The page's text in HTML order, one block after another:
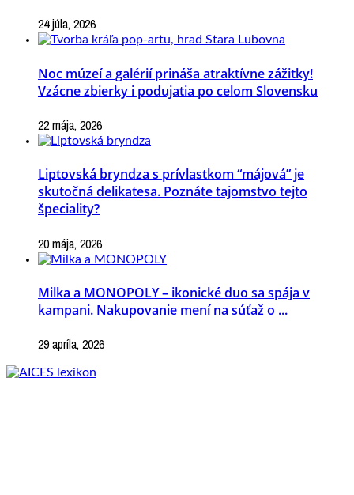
24 júla, 2026
Noc múzeí a galérií prináša atraktívne zážitky!
Vzácne zbierky i podujatia po celom Slovensku
22 mája, 2026
Liptovská bryndza s prívlastkom “májová” je
skutočná delikatesa. Poznáte tajomstvo tejto
špeciality?
20 mája, 2026
Milka a MONOPOLY – ikonické duo sa spája v
kampani. Nakupovanie mení na súťaž o ...
29 apríla, 2026